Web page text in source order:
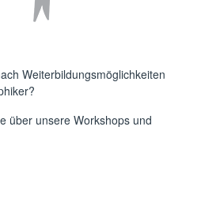
Weiterbildungsmöglichkeiten
über unsere Workshops und